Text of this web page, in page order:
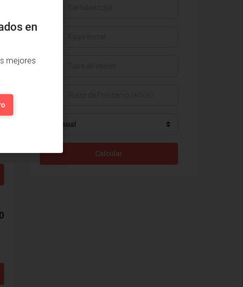
Mensual
Calcular
en
mejores